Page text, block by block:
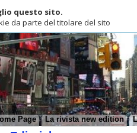
sito.
del titolare del sito
La rivista new edition Last number